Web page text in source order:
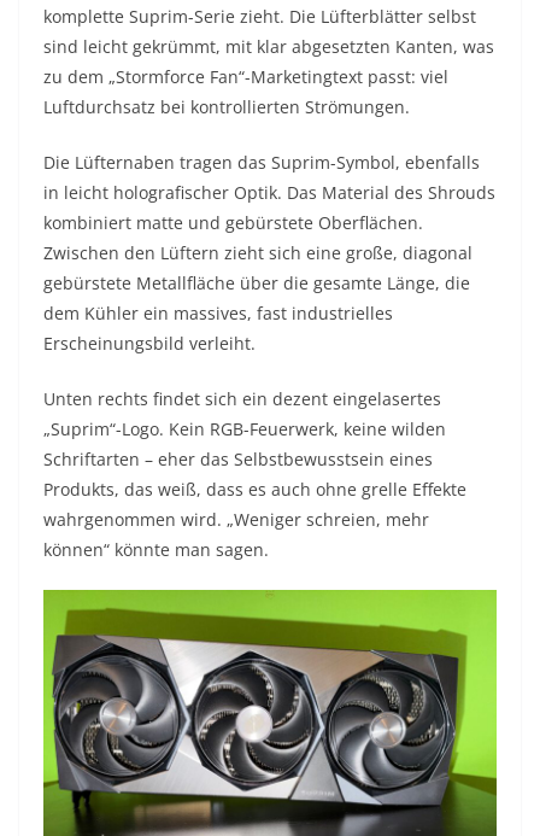
komplette Suprim-Serie zieht. Die Lüfterblätter selbst
sind leicht gekrümmt, mit klar abgesetzten Kanten, was
zu dem „Stormforce Fan“-Marketingtext passt: viel
Luftdurchsatz bei kontrollierten Strömungen.
Die Lüfternaben tragen das Suprim-Symbol, ebenfalls
in leicht holografischer Optik. Das Material des Shrouds
kombiniert matte und gebürstete Oberflächen.
Zwischen den Lüftern zieht sich eine große, diagonal
gebürstete Metallfläche über die gesamte Länge, die
dem Kühler ein massives, fast industrielles
Erscheinungsbild verleiht.
Unten rechts findet sich ein dezent eingelasertes
„Suprim“-Logo. Kein RGB-Feuerwerk, keine wilden
Schriftarten – eher das Selbstbewusstsein eines
Produkts, das weiß, dass es auch ohne grelle Effekte
wahrgenommen wird. „Weniger schreien, mehr
können“ könnte man sagen.